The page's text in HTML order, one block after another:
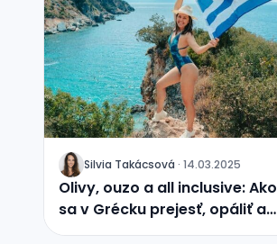
J Silvia Takácsová · 14.03.2025
Olivy, ouzo a all inclusive: Ako
sa v Grécku prejesť, opáliť a
nestratiť rozum (ani deti)?